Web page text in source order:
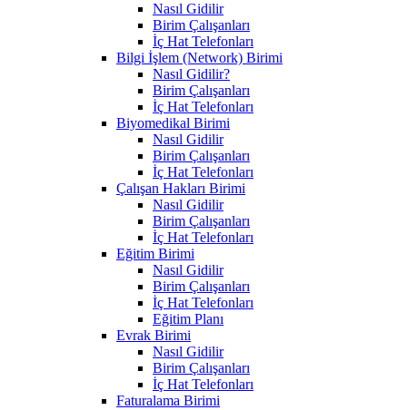
Nasıl Gidilir
Birim Çalışanları
İç Hat Telefonları
Bilgi İşlem (Network) Birimi
Nasıl Gidilir?
Birim Çalışanları
İç Hat Telefonları
Biyomedikal Birimi
Nasıl Gidilir
Birim Çalışanları
İç Hat Telefonları
Çalışan Hakları Birimi
Nasıl Gidilir
Birim Çalışanları
İç Hat Telefonları
Eğitim Birimi
Nasıl Gidilir
Birim Çalışanları
İç Hat Telefonları
Eğitim Planı
Evrak Birimi
Nasıl Gidilir
Birim Çalışanları
İç Hat Telefonları
Faturalama Birimi